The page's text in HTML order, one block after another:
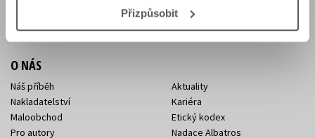
Přizpůsobit
Sídlo společnosti
Kontakty Albatros Media
O NÁS
Náš příběh
Nakladatelství
Maloobchod
Pro autory
Aktuality
Kariéra
Etický kodex
Nadace Albatros